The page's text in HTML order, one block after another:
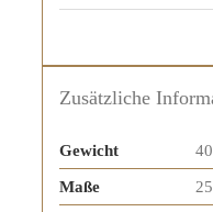
Zusätzliche
Gewicht
Maße